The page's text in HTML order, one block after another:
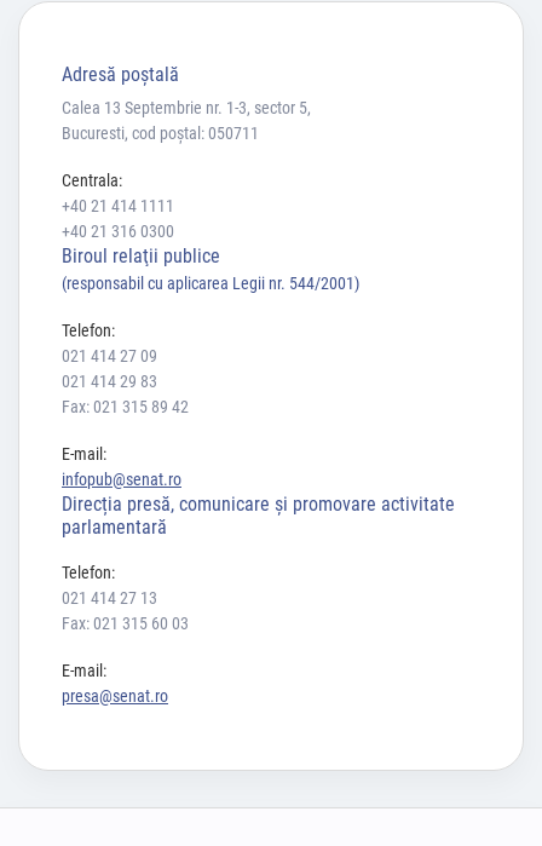
Adresă poştală
Calea 13 Septembrie nr. 1-3, sector 5,
Bucuresti, cod poștal: 050711
Centrala:
+40 21 414 1111
+40 21 316 0300
Biroul relaţii publice
(responsabil cu aplicarea Legii nr. 544/2001)
Telefon:
021 414 27 09
021 414 29 83
Fax: 021 315 89 42
E-mail:
infopub@senat.ro
Direcția presă, comunicare și promovare activitate
parlamentară
Telefon:
021 414 27 13
Fax: 021 315 60 03
E-mail:
presa@senat.ro